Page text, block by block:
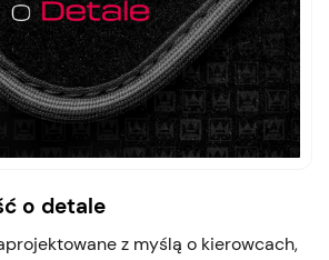
o detale
z myślą o kierowcach,